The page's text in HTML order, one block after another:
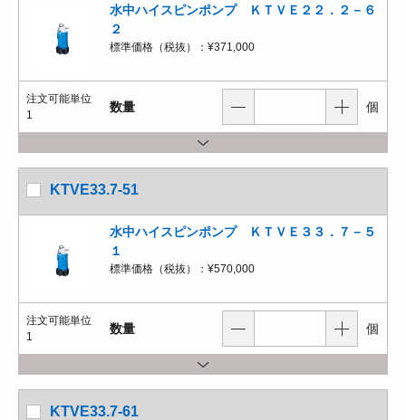
水中ハイスピンポンプ ＫＴＶＥ２２．２－６
２
標準価格（税抜）： ¥371,000
注文可能単位
1
数量 個
KTVE33.7-51
水中ハイスピンポンプ ＫＴＶＥ３３．７－５
１
標準価格（税抜）： ¥570,000
注文可能単位
1
数量 個
KTVE33.7-61